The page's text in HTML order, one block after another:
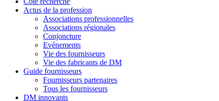
Actus de la profession
Associations professionnelles
Associations régionales
Conjoncture
Evénements
Vie des fournisseurs
Vie des fabricants de DM
Guide fournisseurs
Fournisseurs partenaires
Tous les fournisseurs
DM innovants